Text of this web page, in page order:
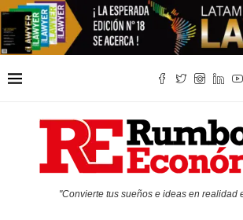
"Convierte tus sueños e ideas en realidad